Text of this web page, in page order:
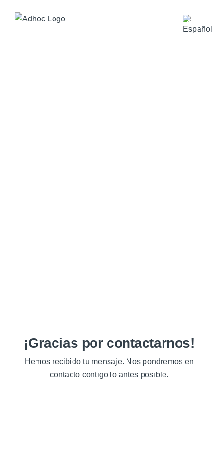
¡Gracias por contactarnos!
Hemos recibido tu mensaje. Nos pondremos en
contacto contigo lo antes posible.